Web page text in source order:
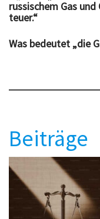
russischem Gas
teuer.“
Was bedeutet „die
Beiträge